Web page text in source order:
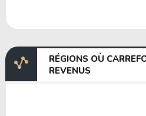
RÉGIONS OÙ
REVENUS